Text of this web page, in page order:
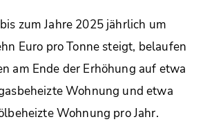
zum Jahre 2025 jährlich um
Euro pro Tonne steigt, belaufen
am Ende der Erhöhung auf etwa
Wohnung und etwa
Wohnung pro Jahr.